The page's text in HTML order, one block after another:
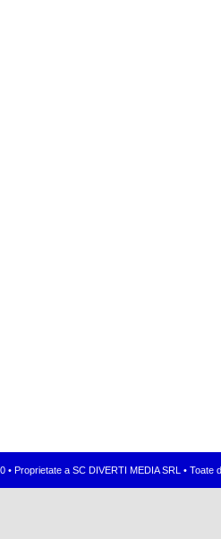
• Proprietate a SC DIVERTI MEDIA SRL •